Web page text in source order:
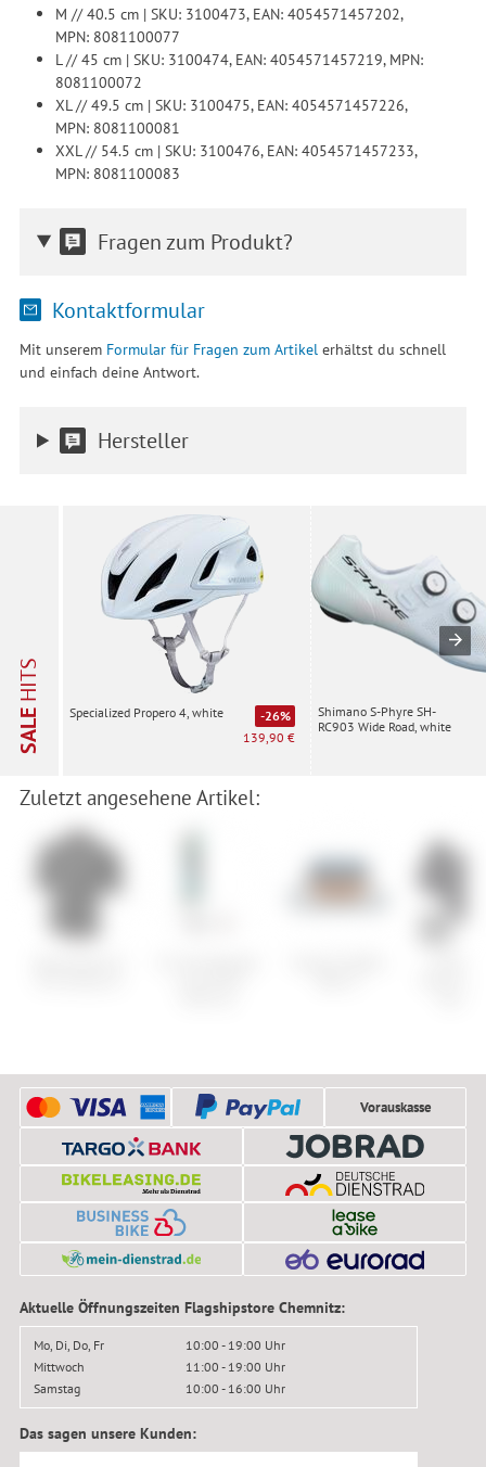
M // 40.5 cm | SKU: 3100473, EAN: 4054571457202,
MPN: 8081100077
L // 45 cm | SKU: 3100474, EAN: 4054571457219, MPN:
8081100072
XL // 49.5 cm | SKU: 3100475, EAN: 4054571457226,
MPN: 8081100081
XXL // 54.5 cm | SKU: 3100476, EAN: 4054571457233,
MPN: 8081100083
Fragen zum Produkt?
Kontaktformular
Mit unserem Formular für Fragen zum Artikelerhältst du schnell
und einfach deine Antwort.
Hersteller
SALE
HITS
Specialized Propero 4, white
-26%
139,90 €
Shimano S-Phyre SH-
RC903 Wide Road, white
Zuletzt angesehene Artikel:
Vorauskasse
Aktuelle Öffnungszeiten Flagshipstore Chemnitz:
Mo, Di, Do, Fr
10:00 - 19:00 Uhr
Mittwoch
11:00 - 19:00 Uhr
Samstag
10:00 - 16:00 Uhr
Das sagen unsere Kunden: